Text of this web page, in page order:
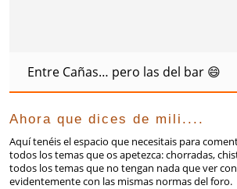
Entre Cañas… pero las del bar 😄
Ahora que dices de mili....
Aquí tenéis el espacio que necesitais para
todos los temas que os apetezca: chorradas,
todos los temas que no tengan nada que ver
evidentemente con las mismas normas del foro.